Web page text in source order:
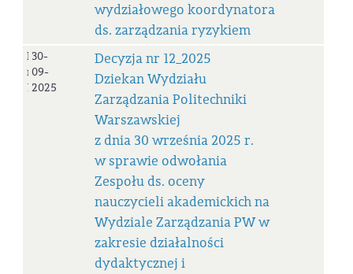
wydziałowego koordynatora
ds. zarządzania ryzykiem
Decyzja
nr
12_2025
30-
09-
2025
Decyzja nr 12_2025
Dziekan Wydziału
Zarządzania Politechniki
Warszawskiej
z dnia 30 września 2025 r.
w sprawie odwołania
Zespołu ds. oceny
nauczycieli akademickich na
Wydziale Zarządzania PW w
zakresie działalności
dydaktycznej i